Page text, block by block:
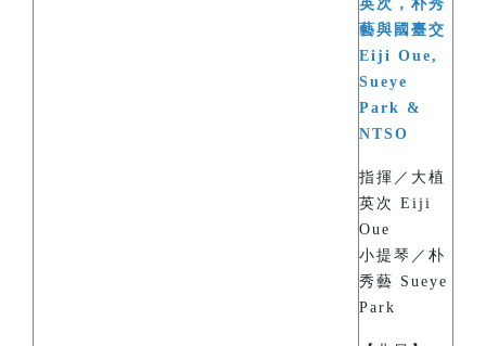
英次，朴秀
藝與國臺交
Eiji Oue,
Sueye
Park &
NTSO
指揮／大植
英次 Eiji
Oue
小提琴／朴
秀藝 Sueye
Park